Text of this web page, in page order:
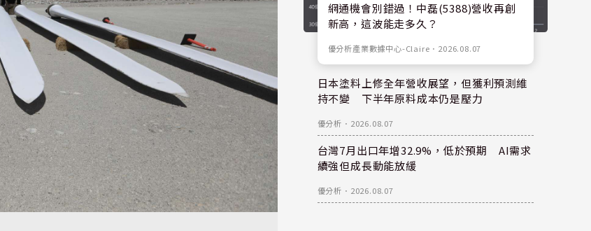
網通機會別錯過！中磊(5388)營收再創
新高，這波能走多久？
優分析產業數據中心-Claire ． 2026.08.07
日本塗料上修全年營收展望，但獲利預測維
持不變 下半年原料成本仍是壓力
優分析 ． 2026.08.07
台灣7月出口年增32.9%，低於預期 AI需求
續強但成長動能放緩
優分析 ． 2026.08.07